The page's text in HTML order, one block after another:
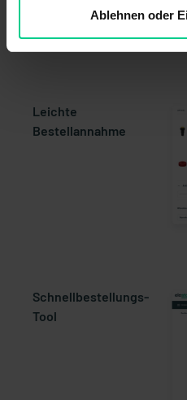
Ablehnen oder
Leichte
Bestellannahme
Schnellbestellungs-
Tool